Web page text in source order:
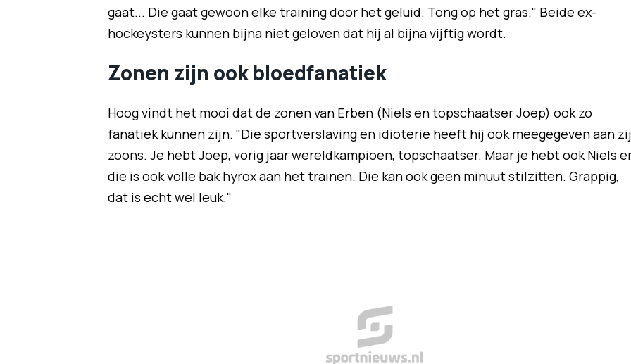
gaat... Die gaat gewoon elke training door het geluid. Tong op het gras." Beide ex-
hockeysters kunnen bijna niet geloven dat hij al bijna vijftig wordt.
Zonen zijn ook bloedfanatiek
Hoog vindt het mooi dat de zonen van Erben (Niels en topschaatser Joep) ook zo
fanatiek kunnen zijn. "Die sportverslaving en idioterie heeft hij ook meegegeven aan
zoons. Je hebt Joep, vorig jaar wereldkampioen, topschaatser. Maar je hebt ook Niels
die is ook volle bak hyrox aan het trainen. Die kan ook geen minuut stilzitten. Grappig,
dat is echt wel leuk."